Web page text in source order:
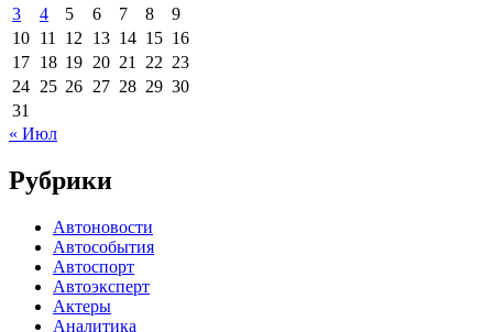
3
4 5 6 7 8
9
10 11 12 13 14 15 16
17 18 19 20 21 22 23
24 25 26 27 28 29 30
31
« Июл
Рубрики
Автоновости
Автособытия
Автоспорт
Автоэксперт
Актеры
Аналитика